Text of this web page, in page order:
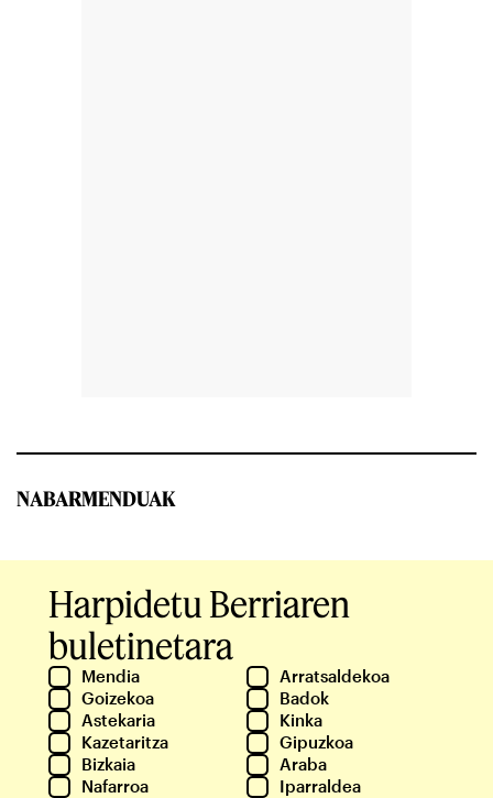
NABARMENDUAK
Harpidetu Berriaren
buletinetara
Mendia
Arratsaldekoa
Goizekoa
Badok
Astekaria
Kinka
Kazetaritza
Gipuzkoa
Bizkaia
Araba
Nafarroa
Iparraldea